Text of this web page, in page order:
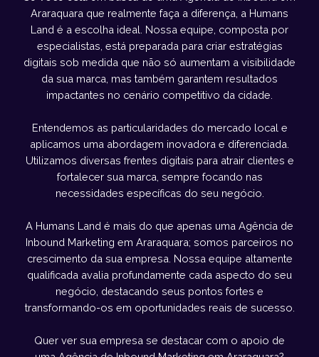
Araraquara que realmente faça a diferença, a Humans
Land é a escolha ideal. Nossa equipe, composta por
especialistas, está preparada para criar estratégias
digitais sob medida que não só aumentam a visibilidade
da sua marca, mas também garantem resultados
impactantes no cenário competitivo da cidade.
Entendemos as particularidades do mercado local e
aplicamos uma abordagem inovadora e diferenciada.
Utilizamos diversas frentes digitais para atrair clientes e
fortalecer sua marca, sempre focando nas
necessidades específicas do seu negócio.
A Humans Land é mais do que apenas uma Agência de
Inbound Marketing em Araraquara; somos parceiros no
crescimento da sua empresa. Nossa equipe altamente
qualificada avalia profundamente cada aspecto do seu
negócio, destacando seus pontos fortes e
transformando-os em oportunidades reais de sucesso.
Quer ver sua empresa se destacar com o apoio de